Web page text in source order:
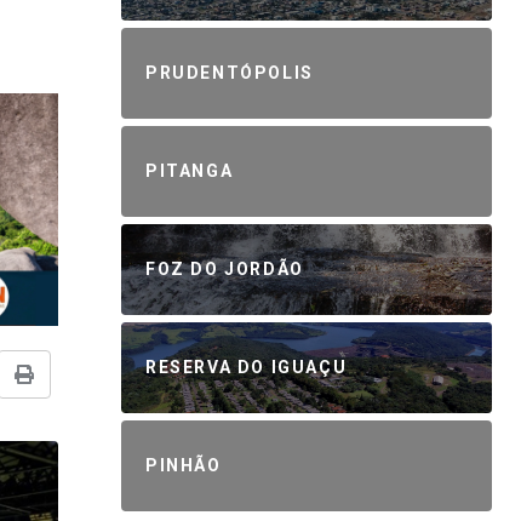
PRUDENTÓPOLIS
PITANGA
FOZ DO JORDÃO
RESERVA DO IGUAÇU
PINHÃO